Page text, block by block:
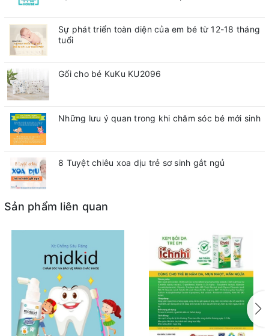
Sự phát triển toàn diện của em bé từ 12-18 tháng
tuổi
Gối cho bé KuKu KU2096
Những lưu ý quan trong khi chăm sóc bé mới sinh
8 Tuyệt chiêu xoa dịu trẻ sơ sinh gắt ngủ
Sản phẩm liên quan